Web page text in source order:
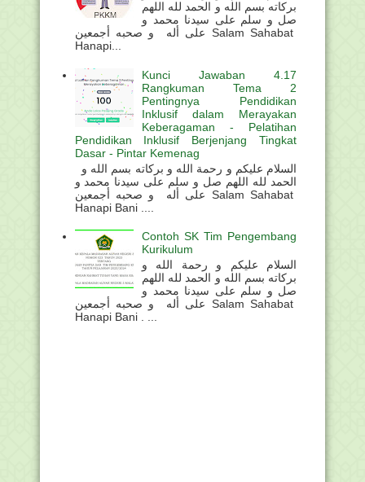
بركاته بسم الله و الحمد لله اللهم
صل و سلم على سيدنا محمد و
على أله و صحبه أجمعين Salam Sahabat
Hanapi...
Kunci Jawaban 4.17
Rangkuman Tema 2
Pentingnya Pendidikan
Inklusif dalam Merayakan
Keberagaman - Pelatihan
Pendidikan Inklusif Berjenjang Tingkat
Dasar - Pintar Kemenag
الحمد لله اللهم صل و سلم على سيدنا محمد و
على أله و صحبه أجمعين Salam Sahabat
Hanapi Bani ....
Contoh SK Tim Pengembang
Kurikulum
السلام عليكم و رحمة الله و
بركاته بسم الله و الحمد لله اللهم
صل و سلم على سيدنا محمد و
على أله و صحبه أجمعين Salam Sahabat
Hanapi Bani . ...